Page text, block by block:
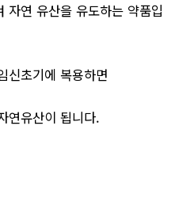
자연 유산을 유도하는 약품입
신초기에 복용하면
연유산이 됩니다.